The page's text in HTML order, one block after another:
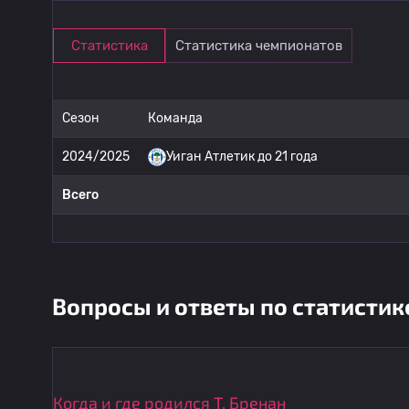
Статистика Статистика чемпионатов
Сезон Команда
2024/2025 Уиган Атлетик до 21 года
Всего
Вопросы и ответы по
Когда и где родился T. Бренан